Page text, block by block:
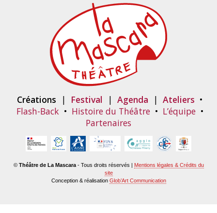
Créations | Festival | Agenda | Ateliers •
Flash-Back • Histoire du Théâtre • L’équipe •
Partenaires
© Théâtre de La Mascara- Tous droits réservés | Mentions légales & Crédits du
site
Conception & réalisation Glob’Art Communication